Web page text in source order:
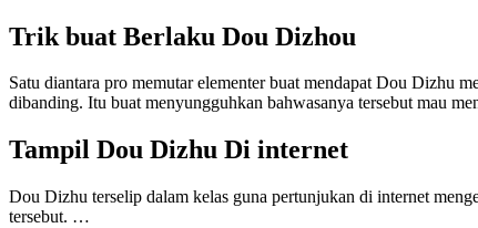
Trik buat Berlaku Dou Dizhou
Satu diantara pro memutar elementer buat mendapat Dou Dizhu
dibanding. Itu buat menyungguhkan bahwasanya tersebut mau
Tampil Dou Dizhu Di internet
Dou Dizhu terselip dalam kelas guna pertunjukan di internet
tersebut. …